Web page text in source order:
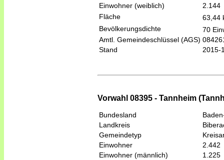
Einwohner (weiblich)
2.144
Fläche
63,44
Bevölkerungsdichte
70
Amtl. Gemeindeschlüssel (AGS)
Stand
2015-
Vorwahl 08395 - Tannheim
Bundesland
Landkreis
Gemeindetyp
Einwohner
2.442
Einwohner (männlich)
1.225